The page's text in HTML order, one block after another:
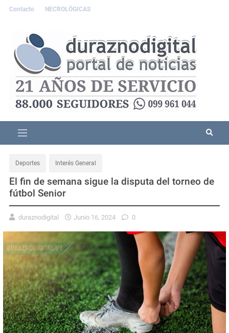
Contacto NECROLÓGICAS
Deportes Interés General
El fin de semana sigue la disputa del torneo de
fútbol Senior
duraznodigital Junio 16, 2024 0